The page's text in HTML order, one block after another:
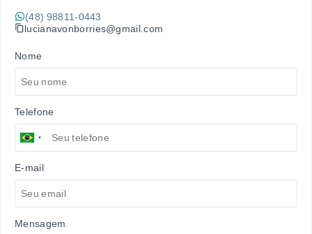
(48) 98811-0443
lucianavonborries@gmail.com
Nome
Telefone
E-mail
Mensagem